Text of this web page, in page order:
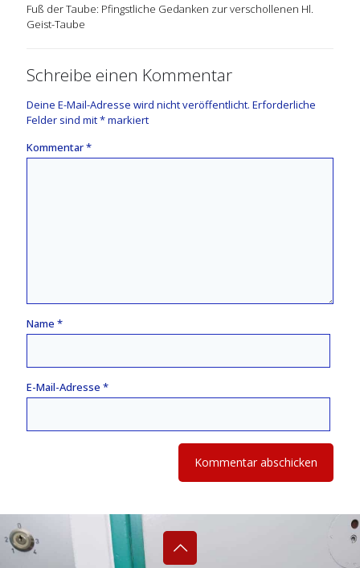
Fuß der Taube: Pfingstliche Gedanken zur verschollenen Hl.
Geist-Taube
Schreibe einen Kommentar
Deine E-Mail-Adresse wird nicht veröffentlicht. Erforderliche
Felder sind mit*markiert
Kommentar*
Name *
E-Mail-Adresse *